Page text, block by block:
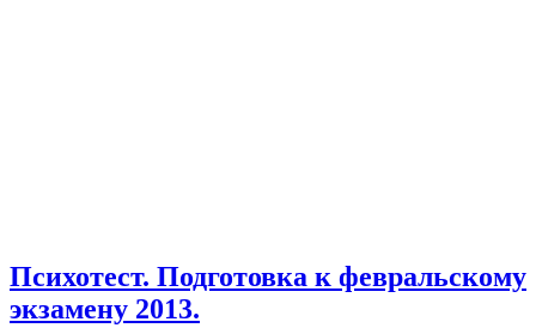
Психотест. Подготовка к февральскому
экзамену 2013.